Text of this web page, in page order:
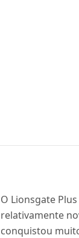
O Lionsgate
relativamente
conquistou